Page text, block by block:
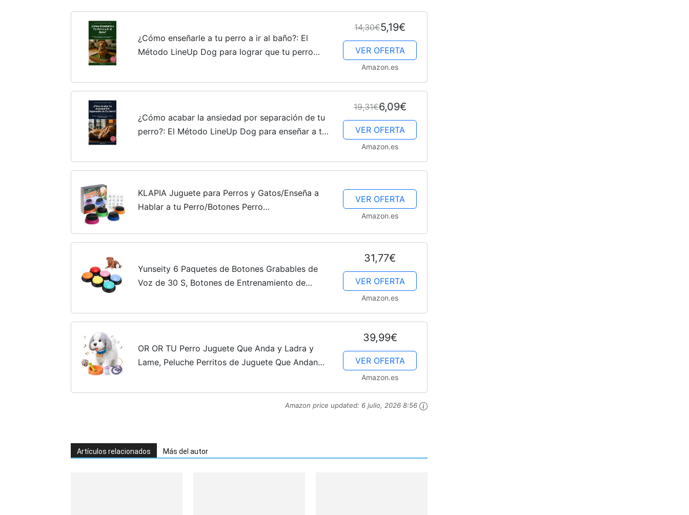
Fotos
¿Cómo enseñarle a tu perro a ir al baño?: El
Método LineUp Dog para lograr que tu perro
14,30€5,19€
VER OFERTA
Amazon.es
¿Cómo acabar la ansiedad por separación de tu
perro?: El Método LineUp Dog para enseñar a tu
19,31€6,09€
VER OFERTA
Amazon.es
KLAPIA Juguete para Perros y Gatos/Enseña a
Hablar a tu Perro/Botones Perro
Mascotas/Accesorios para Perros y...
VER OFERTA
Amazon.es
Yunseity 6 Paquetes de Botones Grabables de
Voz de 30 S, Botones de Entrenamiento de
31,77€
VER OFERTA
Amazon.es
OR OR TU Perro Juguete Que Anda y Ladra y
Lame, Peluche Perritos de Juguete Que Andan
39,99€
VER OFERTA
Amazon.es
Amazon price updated: 6 julio, 2026 8:56
Artículos relacionados Más del autor